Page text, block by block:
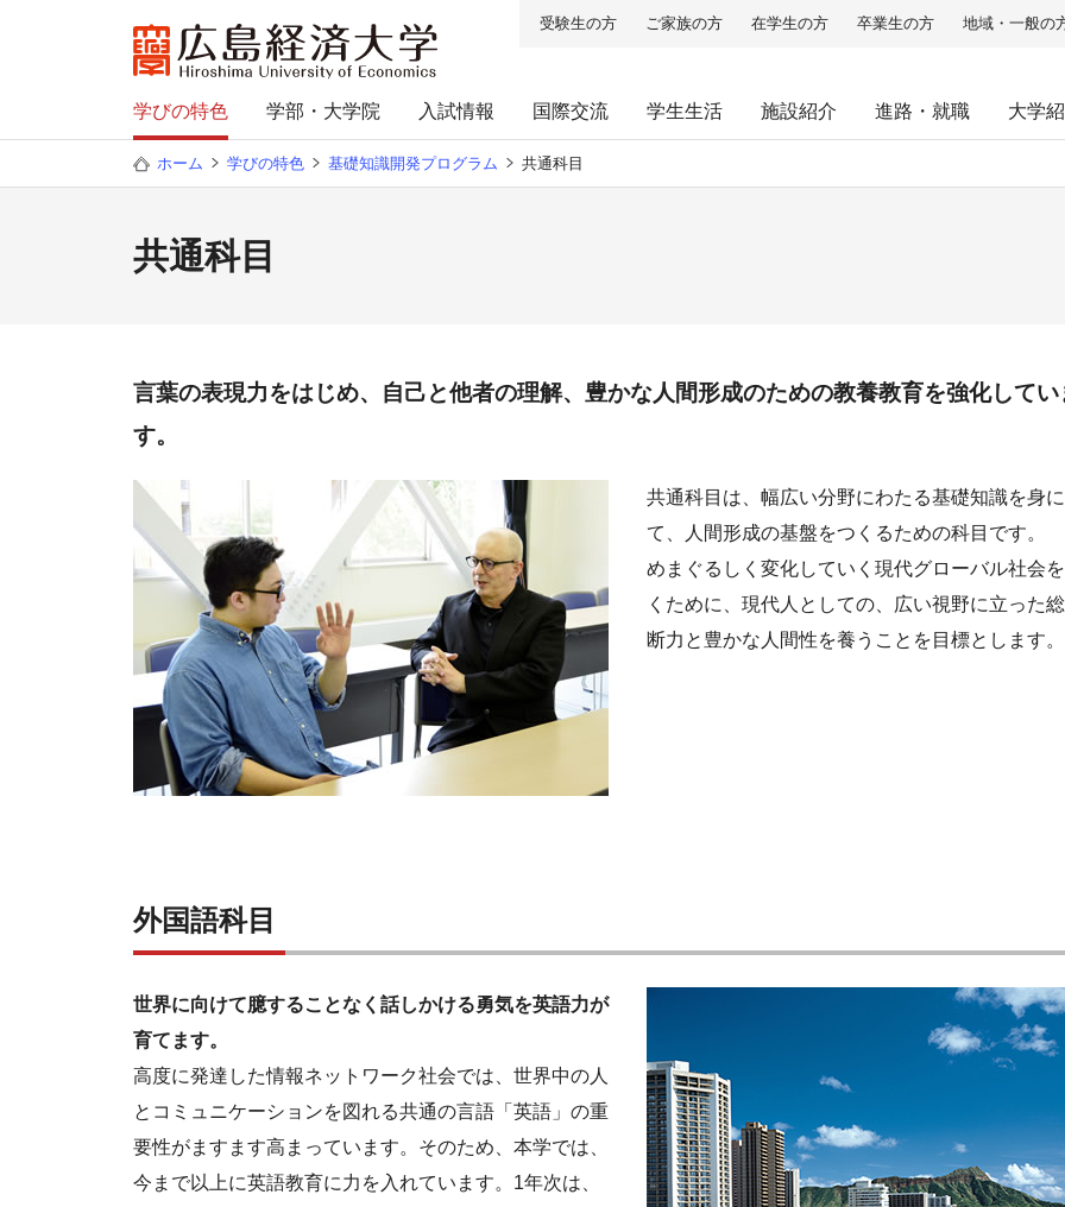
受験生の方 ご家族の方 在学生の方 卒業生の方 地域・一般の
学びの特色 学部・大学院 入試情報 国際交流 学生生活 施設紹介 進路・就職 大学
ホーム 学びの特色 基礎知識開発プログラム 共通科目
共通科目
言葉の表現力をはじめ、自己と他者の理解、豊かな人間形成のための教養教育を強化してい
す。
共通科目は、幅広い分野にわたる基礎知識を身
て、人間形成の基盤をつくるための科目です。
めまぐるしく変化していく現代グローバル社会
くために、現代人としての、広い視野に立った
断力と豊かな人間性を養うことを目標とします。
外国語科目
世界に向けて臆することなく話しかける勇気を英語力が
育てます。
高度に発達した情報ネットワーク社会では、世界中の人
とコミュニケーションを図れる共通の言語「英語」の重
要性がますます高まっています。そのため、本学では、
今まで以上に英語教育に力を入れています。1年次は、